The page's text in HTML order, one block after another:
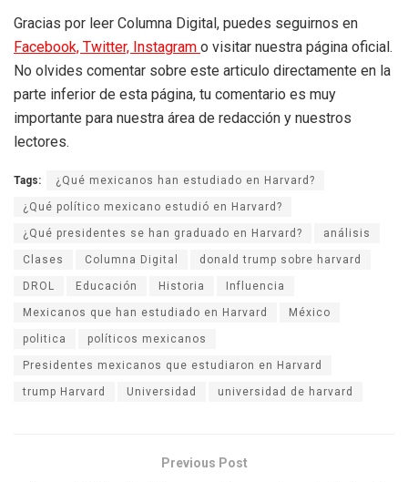
Gracias por leer Columna Digital, puedes seguirnos en
Facebook, Twitter, Instagram o visitar nuestra página oficial.
No olvides comentar sobre este articulo directamente en la
parte inferior de esta página, tu comentario es muy
importante para nuestra área de redacción y nuestros
lectores.
Tags: ¿Qué mexicanos han estudiado en Harvard?
¿Qué político mexicano estudió en Harvard?
¿Qué presidentes se han graduado en Harvard? análisis
Clases Columna Digital donald trump sobre harvard
DROL Educación Historia Influencia
Mexicanos que han estudiado en Harvard México
politica políticos mexicanos
Presidentes mexicanos que estudiaron en Harvard
trump Harvard Universidad universidad de harvard
Previous Post